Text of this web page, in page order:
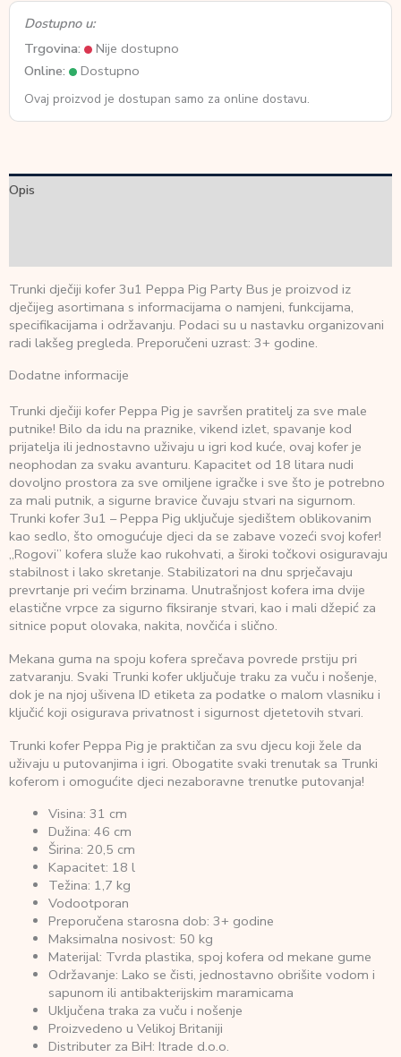
Dostupno u:
Trgovina:
Nije dostupno
Online:
Dostupno
Ovaj proizvod je dostupan samo za online dostavu.
Opis
Trunki dječiji kofer 3u1 Peppa Pig Party Bus je proizvod iz
dječijeg asortimana s informacijama o namjeni, funkcijama,
specifikacijama i održavanju. Podaci su u nastavku organizovani
radi lakšeg pregleda. Preporučeni uzrast: 3+ godine.
Dodatne informacije
Trunki dječiji kofer Peppa Pig je savršen pratitelj za sve male
putnike! Bilo da idu na praznike, vikend izlet, spavanje kod
prijatelja ili jednostavno uživaju u igri kod kuće, ovaj kofer je
neophodan za svaku avanturu. Kapacitet od 18 litara nudi
dovoljno prostora za sve omiljene igračke i sve što je potrebno
za mali putnik, a sigurne bravice čuvaju stvari na sigurnom.
Trunki kofer 3u1 – Peppa Pig uključuje sjedištem oblikovanim
kao sedlo, što omogućuje djeci da se zabave vozeći svoj kofer!
„Rogovi” kofera služe kao rukohvati, a široki točkovi osiguravaju
stabilnost i lako skretanje. Stabilizatori na dnu sprječavaju
prevrtanje pri većim brzinama. Unutrašnjost kofera ima dvije
elastične vrpce za sigurno fiksiranje stvari, kao i mali džepić za
sitnice poput olovaka, nakita, novčića i slično.
Mekana guma na spoju kofera sprečava povrede prstiju pri
zatvaranju. Svaki Trunki kofer uključuje traku za vuču i nošenje,
dok je na njoj ušivena ID etiketa za podatke o malom vlasniku i
ključić koji osigurava privatnost i sigurnost djetetovih stvari.
Trunki kofer Peppa Pig je praktičan za svu djecu koji žele da
uživaju u putovanjima i igri. Obogatite svaki trenutak sa Trunki
koferom i omogućite djeci nezaboravne trenutke putovanja!
Visina: 31 cm
Dužina: 46 cm
Širina: 20,5 cm
Kapacitet: 18 l
Težina: 1,7 kg
Vodootporan
Preporučena starosna dob: 3+ godine
Maksimalna nosivost: 50 kg
Materijal: Tvrda plastika, spoj kofera od mekane gume
Održavanje: Lako se čisti, jednostavno obrišite vodom i
sapunom ili antibakterijskim maramicama
Uključena traka za vuču i nošenje
Proizvedeno u Velikoj Britaniji
Distributer za BiH: Itrade d.o.o.